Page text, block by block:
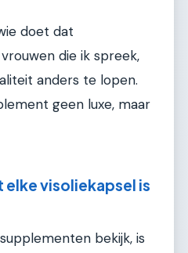
doet dat
die ik spreek,
anders te lopen.
geen luxe, maar
elke visoliekapsel is
bekijk, is